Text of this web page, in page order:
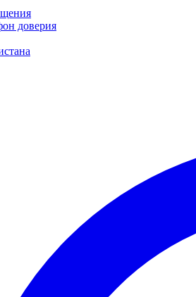
доверия